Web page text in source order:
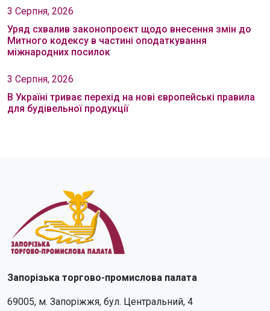
3 Серпня, 2026
Уряд схвалив законопроєкт щодо внесення змін до
Митного кодексу в частині оподаткування
міжнародних посилок
3 Серпня, 2026
В Україні триває перехід на нові європейські правила
для будівельної продукції
Запорізька торгово-промислова палата
69005, м. Запоріжжя, бул. Центральний, 4